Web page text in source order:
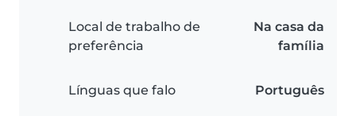
Local de trabalho de
preferência
Na casa da
família
Línguas que falo Português